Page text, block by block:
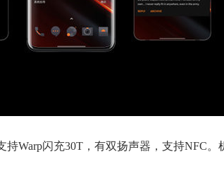
Warp闪充30T，有双扬声器，支持NFC。